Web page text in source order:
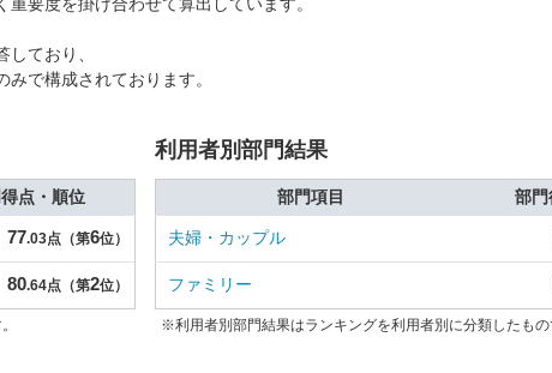
ており、
で構成されております。
点・順位
77.03点（第6位）
80.64点（第2位）
利用者別部門結果
部門項目 部門
夫婦・カップル
ファミリー
※利用者別部門結果はランキングを利用者別に分類したもの